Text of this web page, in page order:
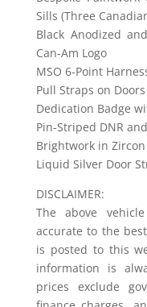
Sills (Three
Black Anodized
Can-Am Logo
MSO 6-Point
Pull Straps on
Dedication Badge
Pin-Striped DNR
Brightwork in
Liquid Silver Door
DISCLAIMER:
The above
accurate to the
is posted to this
information is
prices exclude